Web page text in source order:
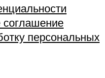
соглашение
персональных